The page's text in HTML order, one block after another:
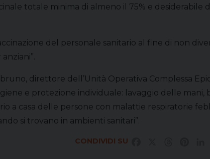
totale minima di almeno il 75% e desiderabile
del personale sanitario al fine di non
direttore dell’Unità Operativa Complessa
e protezione individuale: lavaggio delle mani,
a casa delle persone con malattie respiratorie
si trovano in ambienti sanitari”.
CONDIVIDI SU